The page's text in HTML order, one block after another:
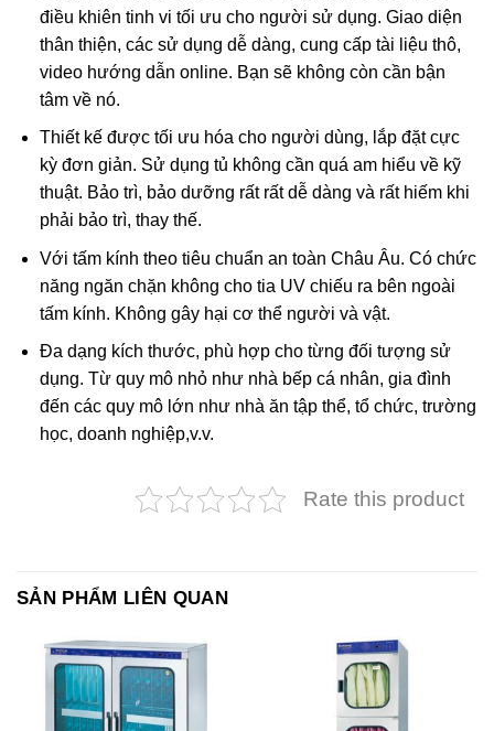
điều khiên tinh vi tối ưu cho người sử dụng. Giao diện
thân thiện, các sử dụng dễ dàng, cung cấp tài liệu thô,
video hướng dẫn online. Bạn sẽ không còn cần bận
tâm về nó.
Thiết kế được tối ưu hóa cho người dùng, lắp đặt cực
kỳ đơn giản. Sử dụng tủ không cần quá am hiểu về kỹ
thuật. Bảo trì, bảo dưỡng rất rất dễ dàng và rất hiếm khi
phải bảo trì, thay thế.
Với tấm kính theo tiêu chuẩn an toàn Châu Âu. Có chức
năng ngăn chặn không cho tia UV chiếu ra bên ngoài
tấm kính. Không gây hại cơ thể người và vật.
Đa dạng kích thước, phù hợp cho từng đối tượng sử
dụng. Từ quy mô nhỏ như nhà bếp cá nhân, gia đình
đến các quy mô lớn như nhà ăn tập thể, tổ chức, trường
học, doanh nghiệp,v.v.
Rate this product
SẢN PHẨM LIÊN QUAN